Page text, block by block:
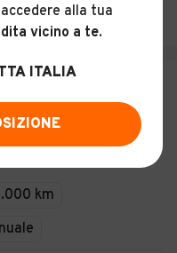
PREMIUM 1.3 HDI
km
alla tua
vicino a te.
ITALIA